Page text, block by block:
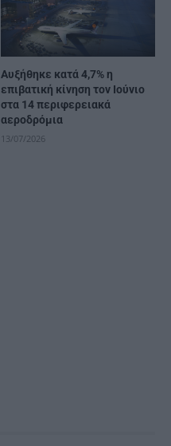
Αυξήθηκε κατά 4,7% η
επιβατική κίνηση τον Ιούνιο
στα 14 περιφερειακά
αεροδρόμια
13/07/2026